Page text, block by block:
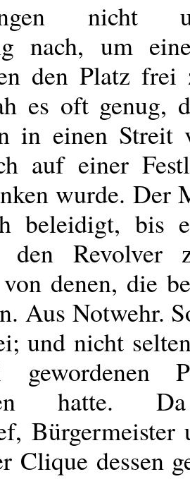
nicht
nach, um
den Platz frei
es oft genug,
in einen Streit
auf einer
wurde. Der
beleidigt, bis
den Revolver
denen, die
Aus Notwehr.
und nicht
hatte.
Bürgermeister
Clique dessen